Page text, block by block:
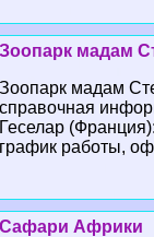
Зоопарк мадам
Зоопарк мадам
справочная
Геселар
график работы,
Сафари Африки